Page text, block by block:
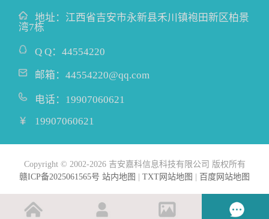
地址： 江西省吉安市永新县禾川镇袍田新区柏景
湾7栋
Q Q： 44554220
邮箱： 44554220@qq.com
电话： 19907060621
19907060621
Copyright © 2002-2026 吉安嘉科信息科技有限公司 版权所有
赣ICP备2025061565号 站内地图 TXT网站地图 百度网站地图